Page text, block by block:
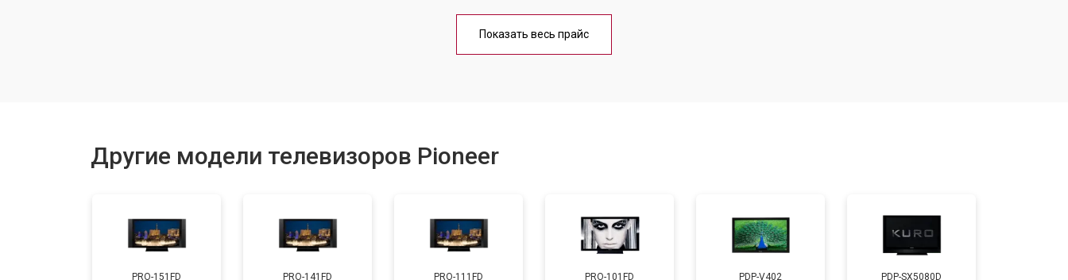
от 70 мин
Замена модуля Wi-Fi от 70 мин от 3500 ₽ Заказать
Показать весь прайс
Другие модели телевизоров Pioneer
PRO-151FD PRO-141FD PRO-111FD PRO-101FD PDP-V402 PDP-SX5080D